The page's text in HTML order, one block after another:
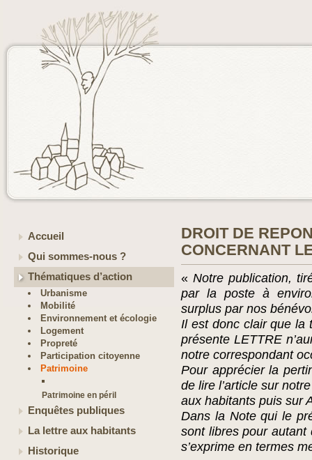
Accueil
Qui sommes-nous ?
Thématiques d’action
Urbanisme
Mobilité
Environnement et écologie
Logement
Propreté
Participation citoyenne
Patrimoine
Patrimoine en péril
Enquêtes publiques
La lettre aux habitants
Historique
DROIT DE
CONCERNANT
« Notre publication,
par la poste à
surplus par nos
Il est donc clair que la
présente LETTRE
notre correspondant
Pour apprécier la
de lire l’article sur
aux habitants puis sur
Dans la Note qui le
sont libres pour autant
s’exprime en termes